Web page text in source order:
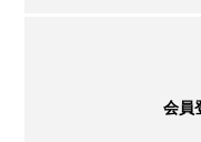
会員